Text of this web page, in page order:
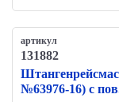
артикул
131882
№63976-16) с